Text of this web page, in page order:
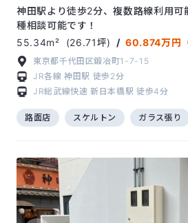
神田駅より徒歩2分、複数路線利用
種相談可能です！
55.34m²
(26.71坪) /60.874万円
東京都千代田区鍛冶町1-7-15
JR各線神田駅 徒歩2分
JR総武線快速新日本橋駅 徒歩4分
路面店 スケルトン ガラス張り